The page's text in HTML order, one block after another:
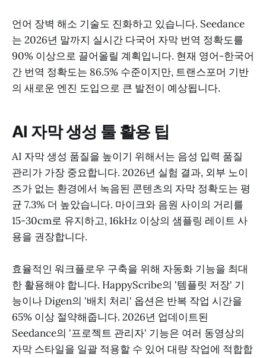
언어 장벽 해소 기술도 진화하고 있습니다. Seedance
는 2026년 말까지 실시간 다국어 자막 번역 정확도를
90% 이상으로 끌어올릴 계획입니다. 현재 영어-한국어
간 번역 정확도는 86.5% 수준이지만, 트랜스포머 기반
의 새로운 엔진 도입으로 큰 발전이 예상됩니다.
AI 자막 생성 툴 활용 팁
AI 자막 생성 품질을 높이기 위해서는 음성 입력 품질
관리가 가장 중요합니다. 2026년 실험 결과, 외부 노이
즈가 없는 환경에서 녹음된 콘텐츠의 자막 정확도는 평
균 7.3% 더 높았습니다. 마이크와 음원 사이의 거리를
15-30cm로 유지하고, 16kHz 이상의 샘플링 레이트 사
용을 권장합니다.
효율적인 워크플로우 구축을 위해 자동화 기능을 최대
한 활용해야 합니다. HappyScribe의 '템플릿 저장' 기
능이나 Digen의 '배치 처리' 옵션은 반복 작업 시간을
65% 이상 절약해줍니다. 2026년 업데이트된
Seedance의 '프로젝트 관리자' 기능은 여러 동영상의
자막 스타일을 일괄 적용할 수 있어 대량 작업에 적합합